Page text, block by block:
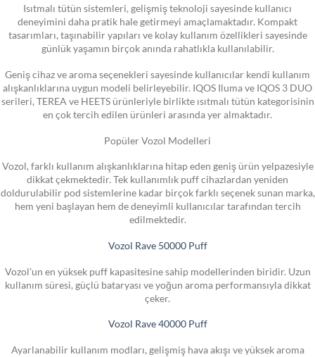
Isıtmalı tütün sistemleri, gelişmiş teknoloji sayesinde kullanıcı
deneyimini daha pratik hale getirmeyi amaçlamaktadır. Kompakt
tasarımları, taşınabilir yapıları ve kolay kullanım özellikleri sayesinde
günlük yaşamın birçok anında rahatlıkla kullanılabilir.
Geniş cihaz ve aroma seçenekleri sayesinde kullanıcılar kendi kullanım
alışkanlıklarına uygun modeli belirleyebilir. IQOS Iluma ve IQOS 3 DUO
serileri, TEREA ve HEETS ürünleriyle birlikte ısıtmalı tütün kategorisinin
en çok tercih edilen ürünleri arasında yer almaktadır.
Popüler Vozol Modelleri
Vozol, farklı kullanım alışkanlıklarına hitap eden geniş ürün yelpazesiyle
dikkat çekmektedir. Tek kullanımlık puff cihazlardan yeniden
doldurulabilir pod sistemlerine kadar birçok farklı seçenek sunan marka,
hem yeni başlayan hem de deneyimli kullanıcılar tarafından tercih
edilmektedir.
Vozol Rave 50000 Puff
Vozol’un en yüksek puff kapasitesine sahip modellerinden biridir. Uzun
kullanım süresi, güçlü bataryası ve yoğun aroma performansıyla dikkat
çeker.
Vozol Rave 40000 Puff
Ayarlanabilir kullanım modları, gelişmiş hava akışı ve yüksek aroma